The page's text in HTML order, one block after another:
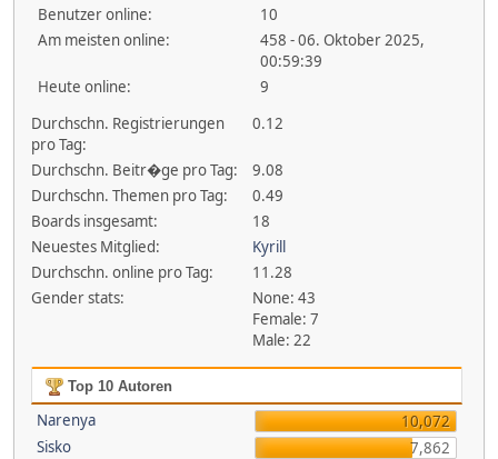
Benutzer online:
10
Am meisten online:
458 - 06. Oktober 2025,
00:59:39
Heute online:
9
Durchschn. Registrierungen
pro Tag:
0.12
Durchschn. Beitr�ge pro Tag:
9.08
Durchschn. Themen pro Tag:
0.49
Boards insgesamt:
18
Neuestes Mitglied:
Kyrill
Durchschn. online pro Tag:
11.28
Gender stats:
None: 43
Female: 7
Male: 22
Top 10 Autoren
Narenya
10,072
Sisko
7,862